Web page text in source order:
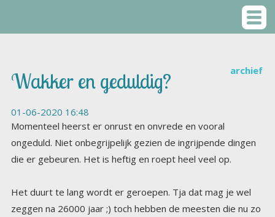
archief
Wakker en geduldig?
01-06-2020 16:48
Momenteel heerst er onrust en onvrede en vooral
ongeduld. Niet onbegrijpelijk gezien de ingrijpende dingen
die er gebeuren. Het is heftig en roept heel veel op.
Het duurt te lang wordt er geroepen. Tja dat mag je wel
zeggen na 26000 jaar ;) toch hebben de meesten die nu zo
ongeduldig zijn niet het gevoel dat ze hun hele leven al
wachten op een kanteling. Nee de meesten verlangen
terug naar hun oude leventje. De meeste mensen die nu zo
ongeduldig zijn, hebben afgelopen jaar geleerd hoe hun
oude wereldje eigenlijk in elkaar zit. Ze zijn gedeeltelijk
wakker geworden. En dat wat ze ontdekten was natuurlijk
schokkend, enorm schokkend. En hoogstwaarschijnlijk
weten ze nog maar een fractie van wat er werkelijk achter